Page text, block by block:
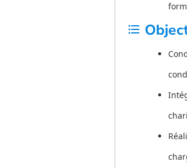
format_list_bulleted